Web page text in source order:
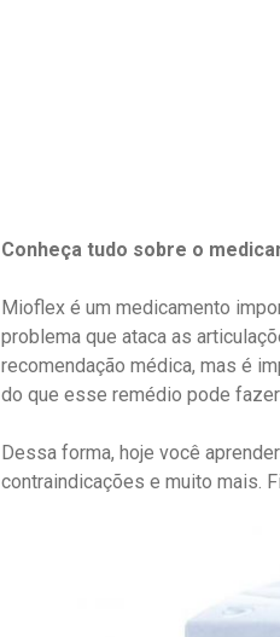
Conheça tudo sobre o
Mioflex é um medicamento
problema que ataca as
recomendação médica, mas é
do que esse remédio pode
Dessa forma, hoje você
contraindicações e muito mais.